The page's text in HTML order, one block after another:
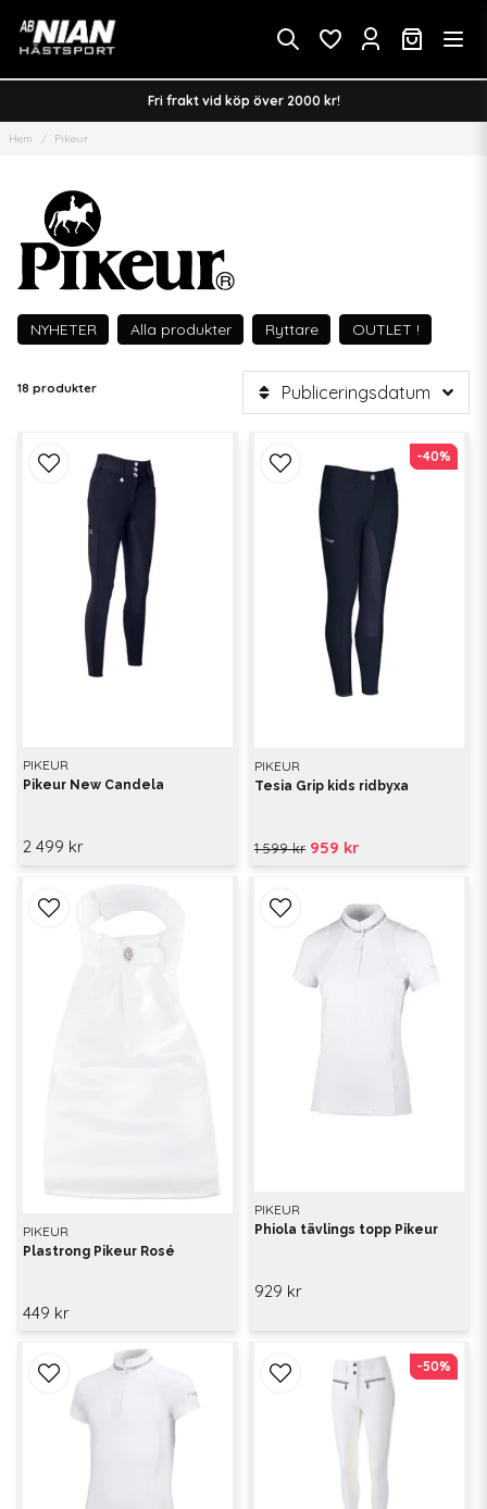
Fri frakt vid köp över 2000 kr!
Hem Pikeur
NYHETER Alla produkter Ryttare OUTLET !
18 produkter Publiceringsdatum
PIKEUR
Pikeur New Candela
2 499 kr
PIKEUR
Tesia Grip kids ridbyxa
1 599 kr 959 kr
-40%
-40%
PIKEUR
Plastrong Pikeur Rosé
449 kr
PIKEUR
Phiola tävlings topp Pikeur
929 kr
-50%
-50%